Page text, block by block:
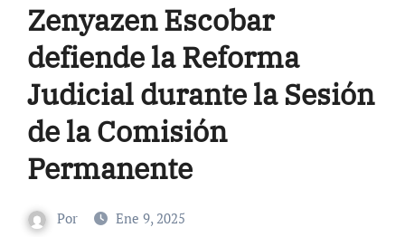
Zenyazen Escobar
defiende la Reforma
Judicial durante la Sesión
de la Comisión
Permanente
Por Ene 9, 2025